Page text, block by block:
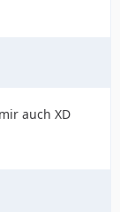
auch XD